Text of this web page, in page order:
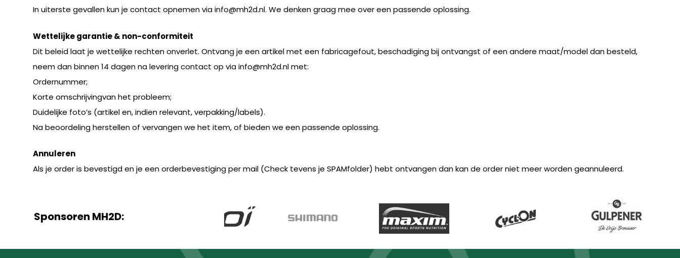
In uiterste gevallen kun je contact opnemen viainfo@mh2d.nl. We denken graag mee over een passende oplossing.
Wettelijke garantie & non-conformiteit
Dit beleid laat je wettelijke rechten onverlet. Ontvang je een artikel met een fabricagefout, beschadiging bij ontvangst of een andere maat/model dan besteld,
neem dan binnen 14 dagen na levering contact op viainfo@mh2d.nlmet:
Ordernummer;
Korte omschrijvingvan het probleem;
Duidelijke foto’s (artikel en, indien relevant, verpakking/labels).
Na beoordeling herstellen of vervangen we het item, of bieden we een passende oplossing.
Annuleren
Als je order is bevestigd en je een orderbevestiging per mail (Check tevens je SPAMfolder) hebt ontvangen dan kan de order niet meer worden geannuleerd.
Sponsoren MH2D: